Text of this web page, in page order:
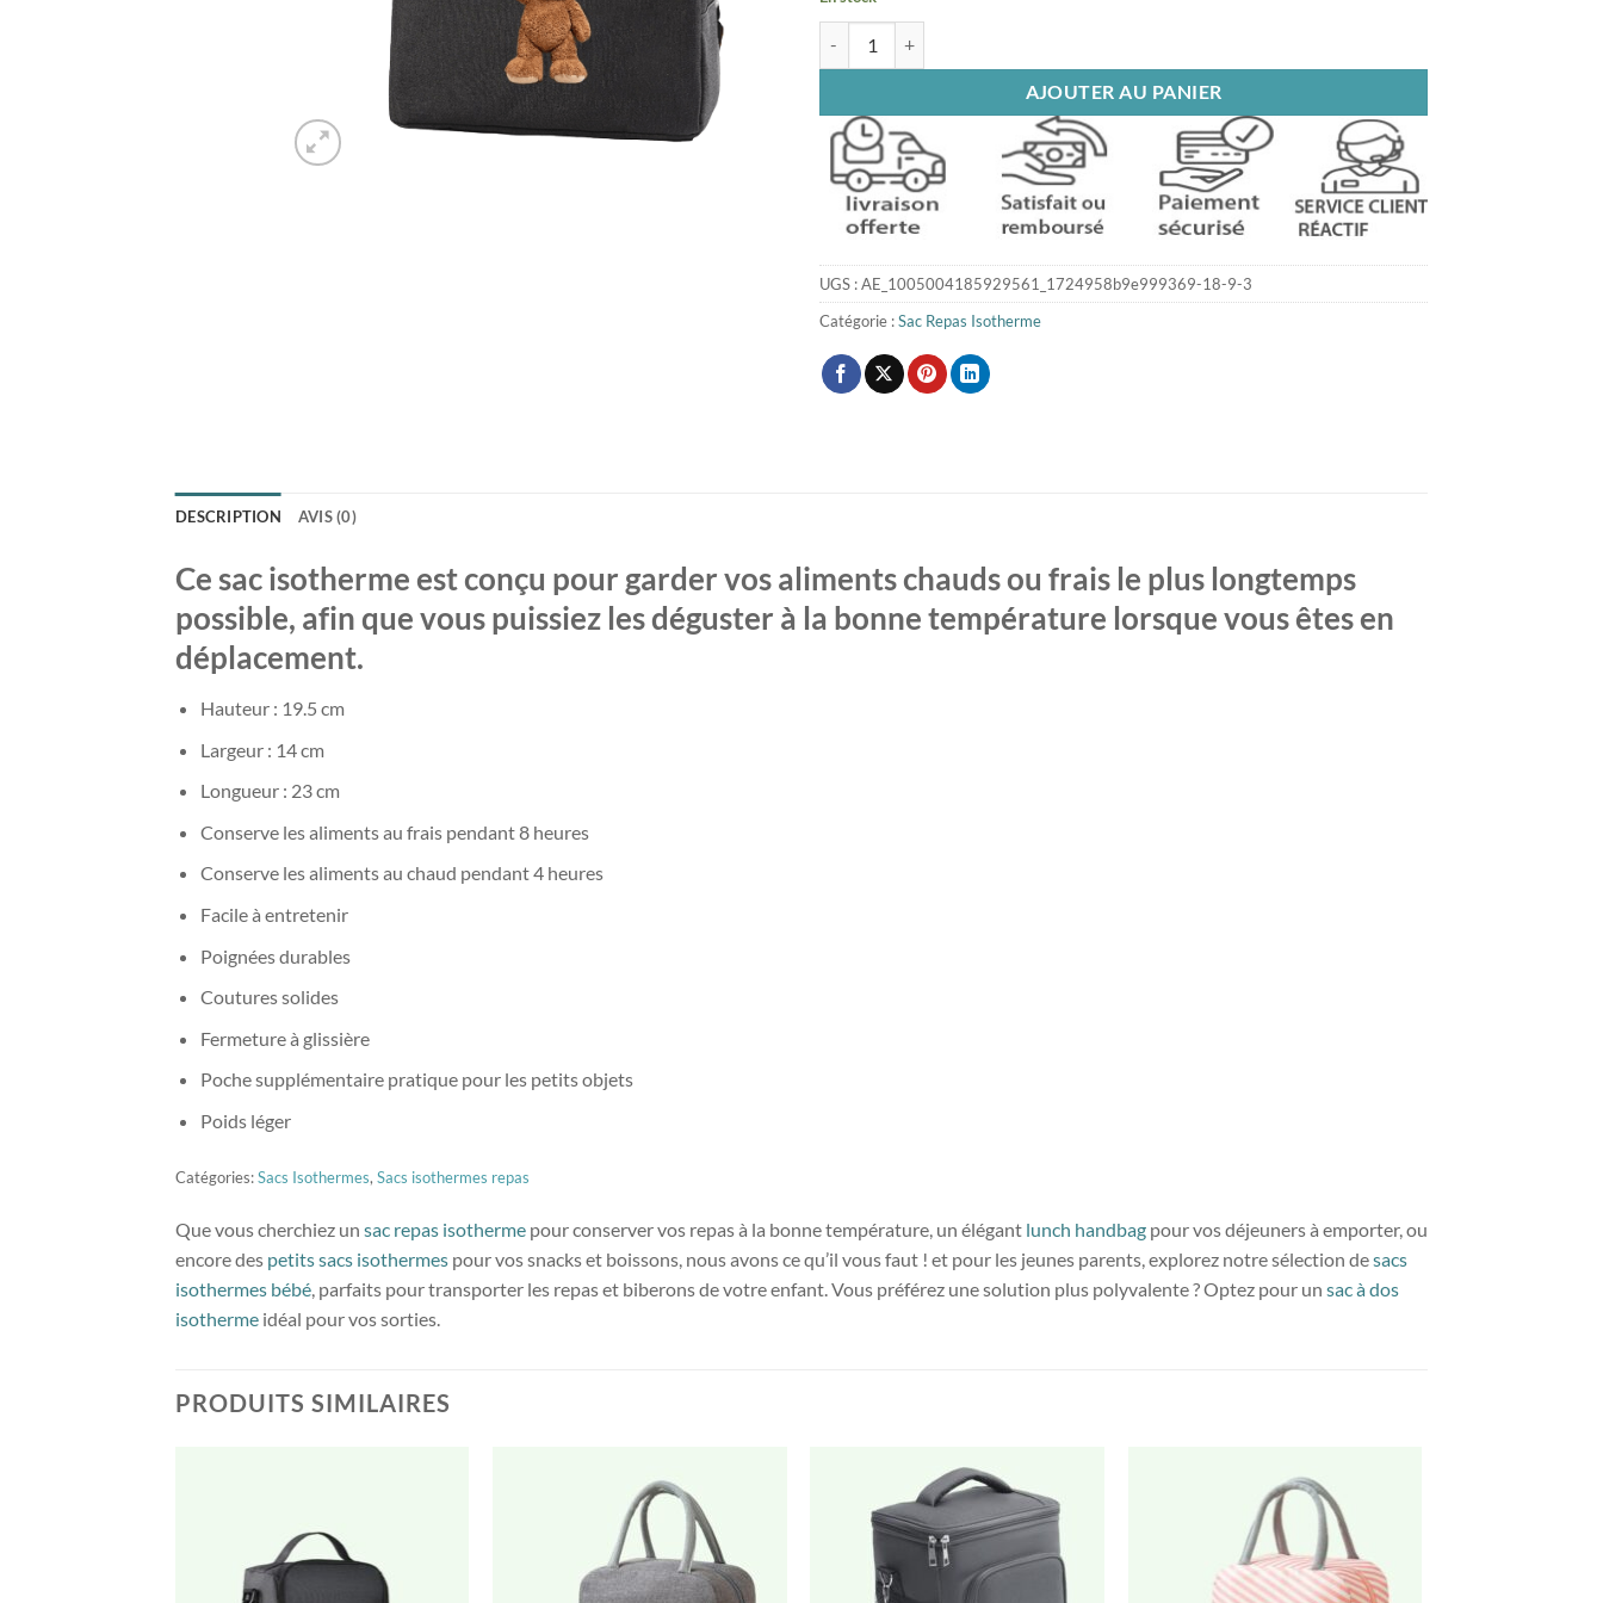
AJOUTER AU PANIER
UGS :AE_1005004185929561_1724958b9e999369-18-9-3
Catégorie :Sac Repas Isotherme
DESCRIPTION AVIS (0)
Ce sac isotherme est conçu pour garder vos aliments chauds ou frais le plus longtemps
possible, afin que vous puissiez les déguster à la bonne température lorsque vous êtes en
déplacement.
Hauteur : 19.5 cm
Largeur : 14 cm
Longueur : 23 cm
Conserve les aliments au frais pendant 8 heures
Conserve les aliments au chaud pendant 4 heures
Facile à entretenir
Poignées durables
Coutures solides
Fermeture à glissière
Poche supplémentaire pratique pour les petits objets
Poids léger
Catégories:Sacs Isothermes, Sacs isothermes repas
Que vous cherchiez un sac repas isotherme pour conserver vos repas à la bonne température, un élégant lunch handbag pour vos déjeuners à emporter, ou
encore des petits sacs isothermes pour vos snacks et boissons, nous avons ce qu’il vous faut ! et pour les jeunes parents, explorez notre sélection desacs
isothermes bébé, parfaits pour transporter les repas et biberons de votre enfant. Vous préférez une solution plus polyvalente ? Optez pour un sac à dos
isotherme idéal pour vos sorties.
PRODUITS SIMILAIRES